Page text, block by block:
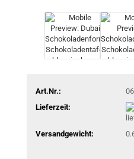
Art.Nr.:
Lieferzeit:
Versandgewicht: